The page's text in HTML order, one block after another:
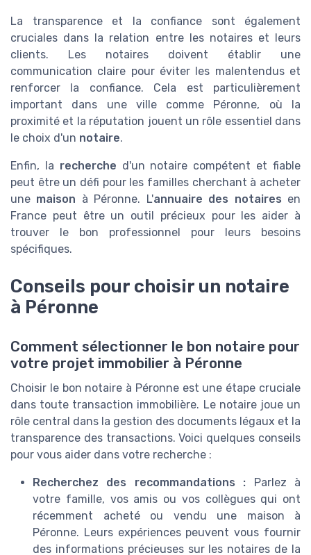
La transparence et la confiance sont également
cruciales dans la relation entre les notaires et leurs
clients. Les notaires doivent établir une
communication claire pour éviter les malentendus et
renforcer la confiance. Cela est particulièrement
important dans une ville comme Péronne, où la
proximité et la réputation jouent un rôle essentiel dans
le choix d'un notaire.
Enfin, la recherche d'un notaire compétent et fiable
peut être un défi pour les familles cherchant à acheter
une maison à Péronne. L'annuaire des notaires en
France peut être un outil précieux pour les aider à
trouver le bon professionnel pour leurs besoins
spécifiques.
Conseils pour choisir un notaire
à Péronne
Comment sélectionner le bon notaire pour
votre projet immobilier à Péronne
Choisir le bon notaire à Péronne est une étape cruciale
dans toute transaction immobilière. Le notaire joue un
rôle central dans la gestion des documents légaux et la
transparence des transactions. Voici quelques conseils
pour vous aider dans votre recherche :
Recherchez des recommandations : Parlez à
votre famille, vos amis ou vos collègues qui ont
récemment acheté ou vendu une maison à
Péronne. Leurs expériences peuvent vous fournir
des informations précieuses sur les notaires de la